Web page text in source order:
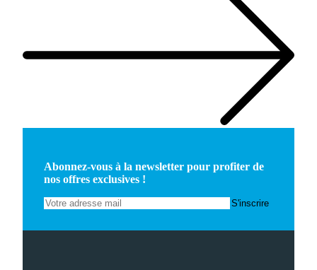
Abonnez-vous à la newsletter pour profiter de
nos offres exclusives !